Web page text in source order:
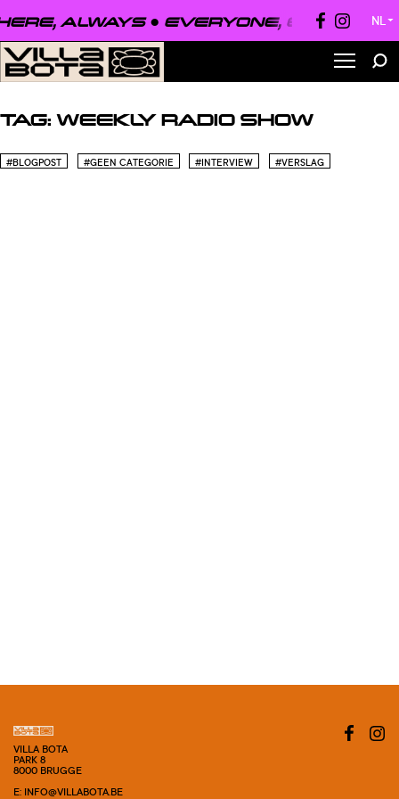
ALWAYS ● EVERYONE, NL ▼
TAG:WEEKLY RADIO SHOW
#BLOGPOST #GEEN CATEGORIE #INTERVIEW #VERSLAG
VILLA BOTA
PARK 8
8000 BRUGGE
E: INFO@VILLABOTA.BE